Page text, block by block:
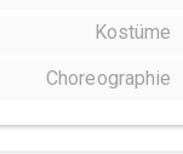
Kostüme
Choreographie